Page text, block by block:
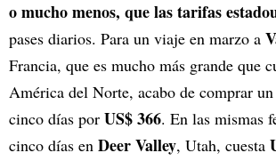
o mucho menos, que las tarifas
pases diarios. Para un viaje en marzo a
Francia, que es mucho más grande que
América del Norte, acabo de comprar
cinco días por US$ 366. En las mismas
cinco días en Deer Valley, Utah, cuesta